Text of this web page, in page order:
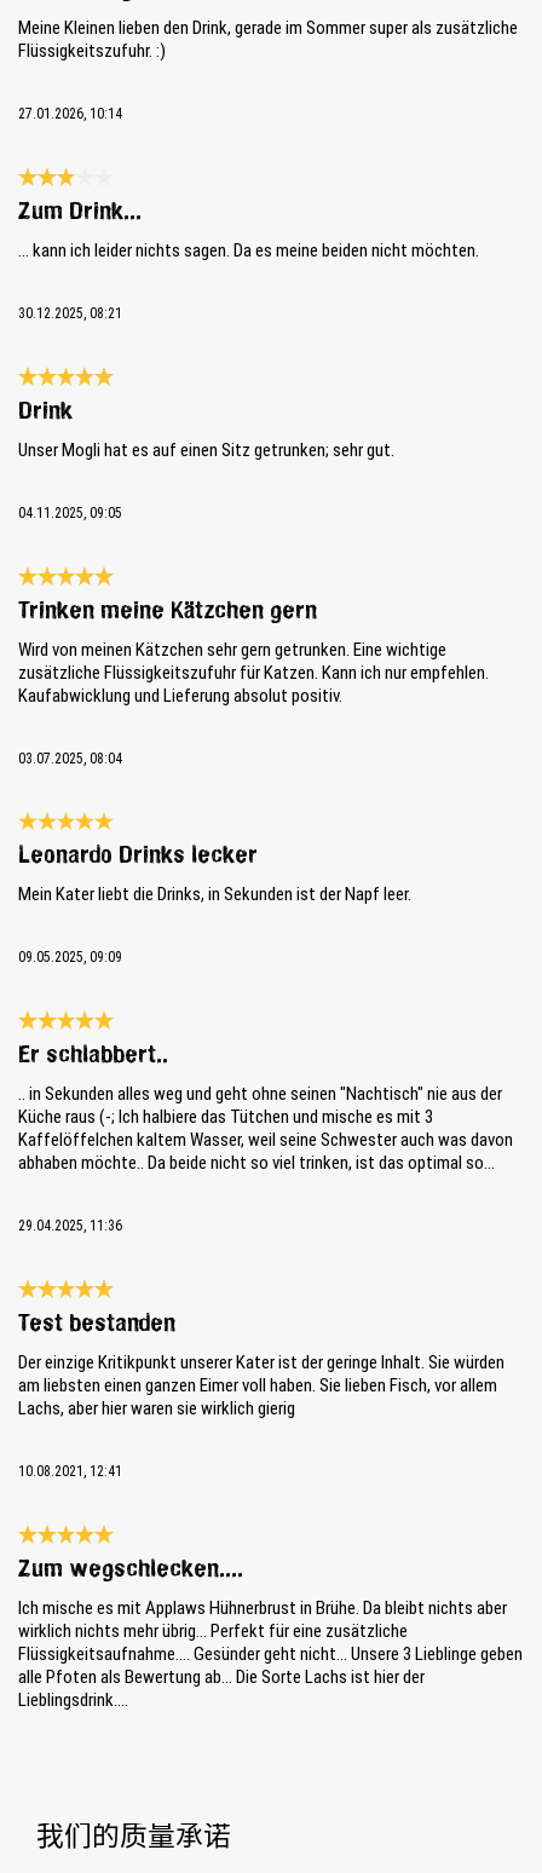
Meine Kleinen lieben den Drink, gerade im Sommer super als zusätzliche
Flüssigkeitszufuhr. :)
27.01.2026, 10:14
Review with rating of 3 out of 5 stars
Zum Drink...
... kann ich leider nichts sagen. Da es meine beiden nicht möchten.
30.12.2025, 08:21
Review with rating of 5 out of 5 stars
Drink
Unser Mogli hat es auf einen Sitz getrunken; sehr gut.
04.11.2025, 09:05
Review with rating of 5 out of 5 stars
Trinken meine Kätzchen gern
Wird von meinen Kätzchen sehr gern getrunken. Eine wichtige
zusätzliche Flüssigkeitszufuhr für Katzen. Kann ich nur empfehlen.
Kaufabwicklung und Lieferung absolut positiv.
03.07.2025, 08:04
Review with rating of 5 out of 5 stars
Leonardo Drinks lecker
Mein Kater liebt die Drinks, in Sekunden ist der Napf leer.
09.05.2025, 09:09
Review with rating of 5 out of 5 stars
Er schlabbert..
.. in Sekunden alles weg und geht ohne seinen "Nachtisch" nie aus der
Küche raus (-; Ich halbiere das Tütchen und mische es mit 3
Kaffelöffelchen kaltem Wasser, weil seine Schwester auch was davon
abhaben möchte.. Da beide nicht so viel trinken, ist das optimal so...
29.04.2025, 11:36
Review with rating of 5 out of 5 stars
Test bestanden
Der einzige Kritikpunkt unserer Kater ist der geringe Inhalt. Sie würden
am liebsten einen ganzen Eimer voll haben. Sie lieben Fisch, vor allem
Lachs, aber hier waren sie wirklich gierig
10.08.2021, 12:41
Review with rating of 5 out of 5 stars
Zum wegschlecken....
Ich mische es mit Applaws Hühnerbrust in Brühe. Da bleibt nichts aber
wirklich nichts mehr übrig... Perfekt für eine zusätzliche
Flüssigkeitsaufnahme.... Gesünder geht nicht... Unsere 3 Lieblinge geben
alle Pfoten als Bewertung ab... Die Sorte Lachs ist hier der
Lieblingsdrink....
我们的质量承诺